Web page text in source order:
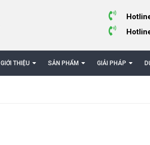
GIỚI THIỆU SẢN PHẨM GIẢI PHÁP